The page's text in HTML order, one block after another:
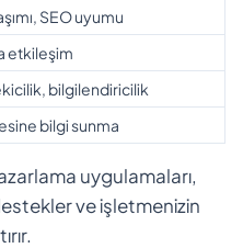
SEO uyumu
etkileşim
bilgilendiricilik
bilgi sunma
uygulamaları,
ve işletmenizin